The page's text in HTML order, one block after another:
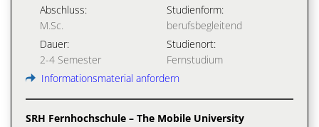
Abschluss:
M.Sc.
Studienform:
berufsbegleitend
Dauer:
2-4 Semester
Studienort:
Fernstudium
Informationsmaterial anfordern
SRH Fernhochschule – The Mobile University